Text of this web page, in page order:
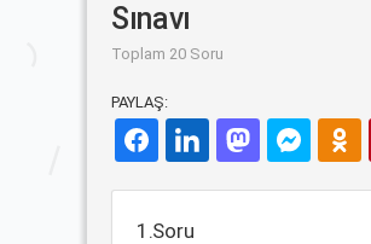
Sınavı
Toplam 20 Soru
PAYLAŞ:
1.Soru